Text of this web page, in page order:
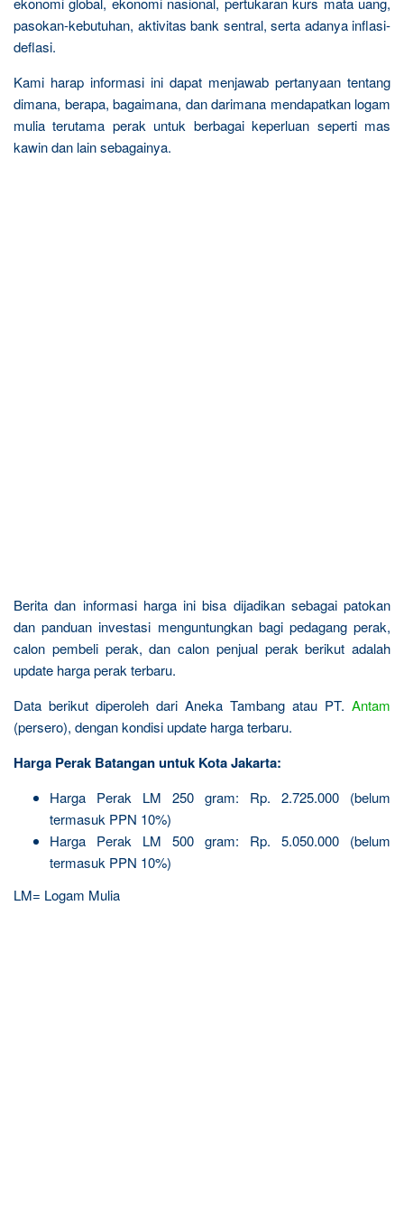
pasokan-kebutuhan, aktivitas bank sentral, serta adanya inflasi-
deflasi.
Kami harap informasi ini dapat menjawab pertanyaan tentang
dimana, berapa, bagaimana, dan darimana mendapatkan logam
mulia terutama perak untuk berbagai keperluan seperti mas
kawin dan lain sebagainya.
Berita dan informasi harga ini bisa dijadikan sebagai patokan
dan panduan investasi menguntungkan bagi pedagang perak,
calon pembeli perak, dan calon penjual perak berikut adalah
update harga perak terbaru.
Data berikut diperoleh dari Aneka Tambang atau PT. Antam
(persero), dengan kondisi update harga terbaru.
Harga Perak Batangan untuk Kota Jakarta:
Harga Perak LM 250 gram: Rp. 2.725.000 (belum
termasuk PPN 10%)
Harga Perak LM 500 gram: Rp. 5.050.000 (belum
termasuk PPN 10%)
LM= Logam Mulia